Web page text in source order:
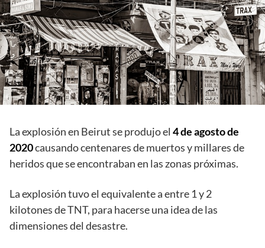
La explosión en Beirut se produjo el 4 de agosto de
2020causando centenares de muertos y millares de
heridos que se encontraban en las zonas próximas.
La explosión tuvo el equivalente a entre 1 y 2
kilotones de TNT, para hacerse una idea de las
dimensiones del desastre.